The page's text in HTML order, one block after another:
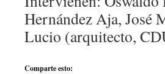
Hernández Aja, José
Lucio (arquitecto,
Comparte esto: